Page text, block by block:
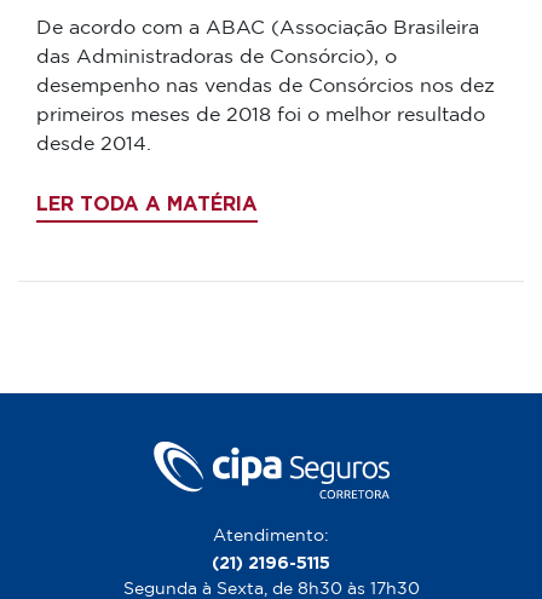
De acordo com a ABAC (Associação Brasileira
das Administradoras de Consórcio), o
desempenho nas vendas de Consórcios nos dez
primeiros meses de 2018 foi o melhor resultado
desde 2014.
LER TODA A MATÉRIA
Atendimento:
(21) 2196-5115
Segunda à Sexta, de 8h30 às 17h30